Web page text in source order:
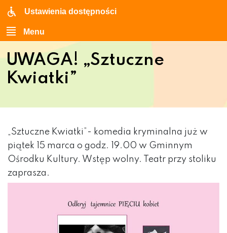
Ustawienia dostępności
Menu
UWAGA! „Sztuczne
Kwiatki”
„Sztuczne Kwiatki”- komedia kryminalna już w
piątek 15 marca o godz. 19.00 w Gminnym
Ośrodku Kultury. Wstęp wolny. Teatr przy stoliku
zaprasza.